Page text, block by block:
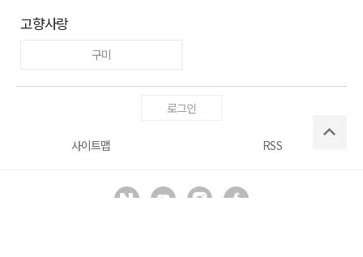
고향사랑
구미
로그인
사이트맵 RSS